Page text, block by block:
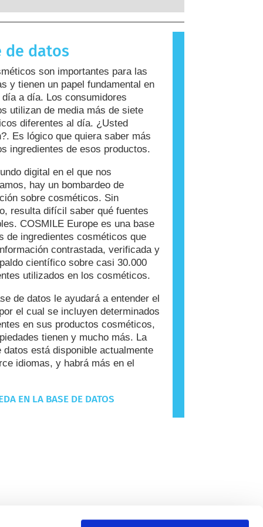
de las personas. Una
causa una reacción alérgica se
Los cosméticos y productos de
resultar alergénicos para algunas
Esto no significa que el producto no
para que otros lo utilicen.
de datos
son importantes para las
y tienen un papel fundamental en
día a día. Los consumidores
utilizan de media más de siete
diferentes al día. ¿Usted
Es lógico que quiera saber más
ingredientes de esos productos.
digital en el que nos
hay un bombardeo de
sobre cosméticos. Sin
resulta difícil saber qué fuentes
COSMILE Europe es una base
de ingredientes cosméticos que
contrastada, verificada y
científico sobre casi 30.000
utilizados en los cosméticos.
de datos le ayudará a entender el
el cual se incluyen determinados
en sus productos cosméticos,
tienen y mucho más. La
datos está disponible actualmente
idiomas, y habrá más en el
EN LA BASE DE DATOS